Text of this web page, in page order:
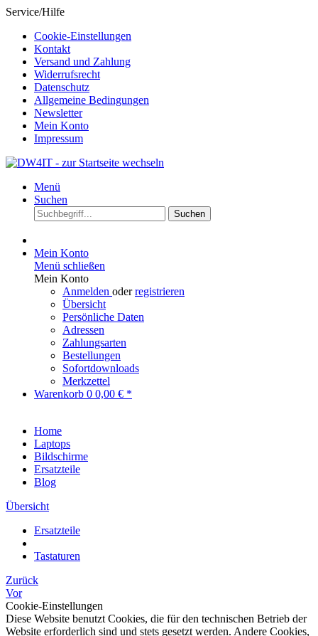
Service/Hilfe
Cookie-Einstellungen
Kontakt
Versand und Zahlung
Widerrufsrecht
Datenschutz
Allgemeine Bedingungen
Newsletter
Mein Konto
Impressum
Menü
Suchen
Suchen
Mein Konto
Menü schließen
Mein Konto
Anmelden oderregistrieren
Übersicht
Persönliche Daten
Adressen
Zahlungsarten
Bestellungen
Sofortdownloads
Merkzettel
Warenkorb 0 0,00 € *
Home
Laptops
Bildschirme
Ersatzteile
Blog
Übersicht
Ersatzteile
Tastaturen
Zurück
Vor
Cookie-Einstellungen
Diese Website benutzt Cookies, die für den technischen Betrieb der
Website erforderlich sind und stets gesetzt werden. Andere Cookies,